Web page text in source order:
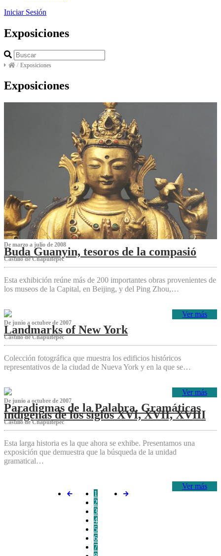
Iniciar Sesión
Exposiciones
/ Exposiciones
Exposiciones
De marzo a julio de 2008
Buda Guanyin, tesoros de la compasió
Castillo de Chapultepec
Esta exhibición reúne más de 200 importantes obras provenientes de
los museos de la Capital, en Beijing, y del Ping Zhou,…
Ver más
De junio a octubre de 2007
Landmarks of New York
Castillo de Chapultepec
Colección fotográfica que muestra los edificios históricos
representativos de la ciudad de Nueva York y en la que se…
Ver más
De junio a octubre de 2007
Paradigmas de la Palabra. Gramáticas
indígenas de los siglos XVI, XVII, XVIII
Castillo de Chapultepec
Esta larga historia es la que ahora se exhibe. Presentamos una
exposición que demuestra que la búsqueda de la unidad
gramatical…
Ver más
1
2
3
4
5
6
7